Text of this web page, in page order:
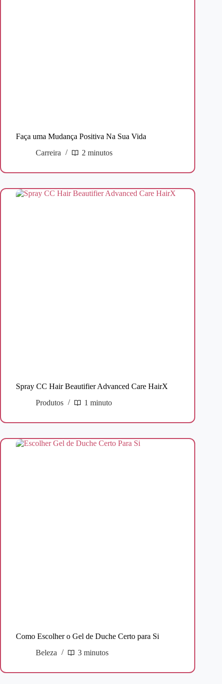
Faça uma Mudança Positiva Na Sua Vida
Carreira
2 minutos
Spray CC Hair Beautifier Advanced Care HairX
Produtos
1 minuto
Como Escolher o Gel de Duche Certo para Si
Beleza
3 minutos